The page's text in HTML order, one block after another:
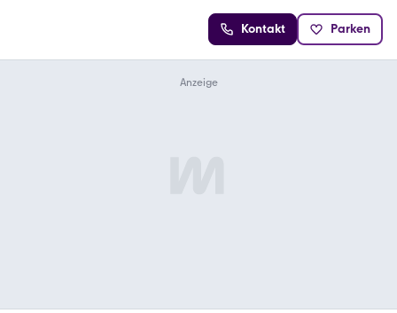
Kontakt Parken